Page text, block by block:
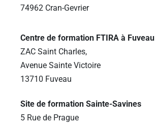
74962 Cran-Gevrier
Centre de formation FTIRA à Fuveau
ZAC Saint Charles,
Avenue Sainte Victoire
13710 Fuveau
Site de formation Sainte-Savines
5 Rue de Prague